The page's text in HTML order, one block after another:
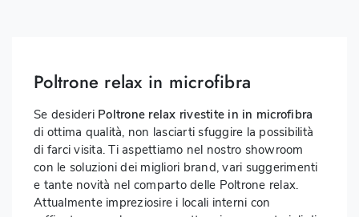
Poltrone relax in microfibra
Se desideri Poltrone relax rivestite in in microfibra
di ottima qualità, non lasciarti sfuggire la possibilità
di farci visita. Ti aspettiamo nel nostro showroom
con le soluzioni dei migliori brand, vari suggerimenti
e tante novità nel comparto delle Poltrone relax.
Attualmente impreziosire i locali interni con